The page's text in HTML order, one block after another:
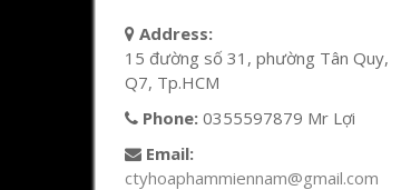
Address:
15 đường số 31, phường Tân Quy,
Q7, Tp.HCM
Phone: 0355597879 Mr Lợi
Email:
ctyhoaphammiennam@gmail.com